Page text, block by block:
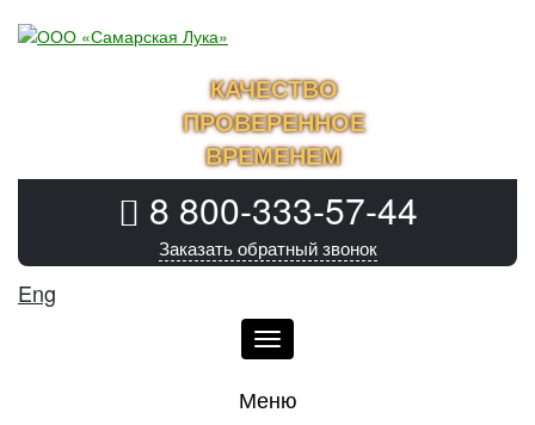
КАЧЕСТВО
ПРОВЕРЕННОЕ
ВРЕМЕНЕМ
8 800-333-57-44
Заказать обратный звонок
Eng
Меню
Меню